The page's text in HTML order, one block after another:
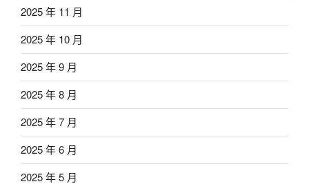
2025 年 11 月
2025 年 10 月
2025 年 9 月
2025 年 8 月
2025 年 7 月
2025 年 6 月
2025 年 5 月